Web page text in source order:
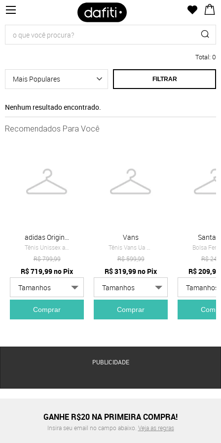
Total: 0
FILTRAR
Nenhum resultado encontrado.
Recomendados Para Você
adidas Originals
R$799,99
R$719,99no Pix
Comprar
Vans
R$599,99
R$319,99no Pix
Comprar
Santa
R$
R$209,99
PUBLICIDADE
GANHE R$20 NA PRIMEIRA COMPRA!
Insira seu email no campo abaixo. Veja as regras